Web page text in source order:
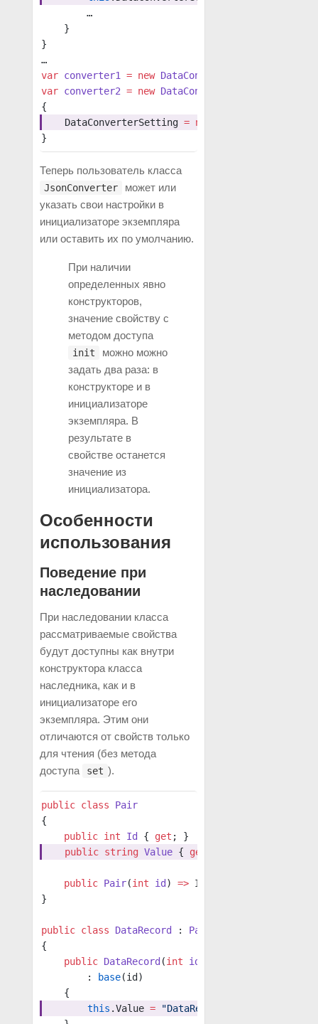
        …
    }
}
…
var converter1 = new DataConverter
var converter2 = new DataConverter
{
    DataConverterSetting
= new
}
Теперь пользователь класса
JsonConverter
может или
указать свои настройки в
инициализаторе экземпляра
или оставить их по умолчанию.
При наличии
определенных явно
конструкторов,
значение свойству с
методом доступа
init
можно можно
задать два раза: в
конструкторе и в
инициализаторе
экземпляра. В
результате в
свойстве останется
значение из
инициализатора.
Особенности
использования
Поведение при
наследовании
При наследовании класса
рассматриваемые свойства
будут доступны как внутри
конструктора класса
наследника, как и в
инициализаторе его
экземпляра. Этим они
отличаются от свойств только
для чтения (без метода
доступа
set ).
public class Pair
{
    public
int Id { get ; }
    public
string Value { get
    public
Pair(int id ) => Id
}
public class DataRecord : Pair
{
    public
DataRecord (int id
        :
base(id)
    {
        this
.Value = "DataRecord default value"